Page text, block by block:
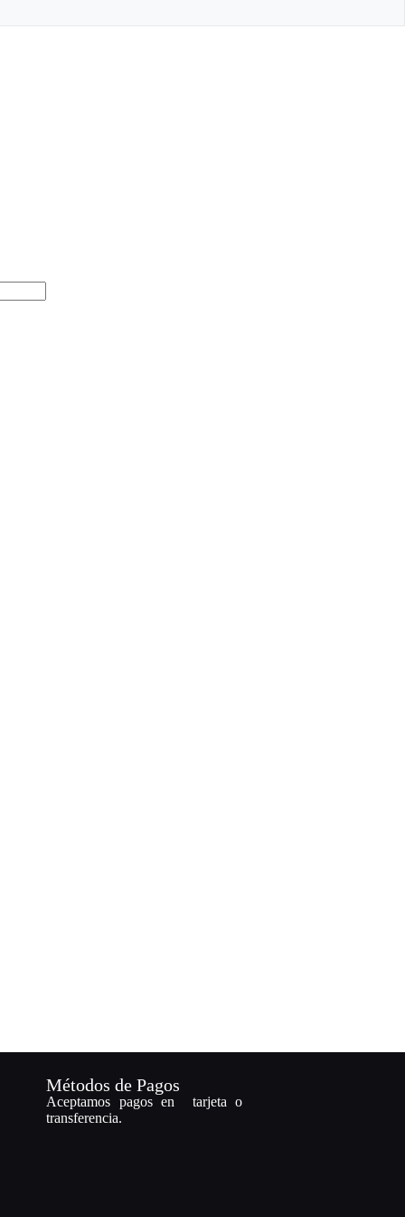
Métodos de Pagos
Aceptamos pagos en tarjeta o
transferencia.